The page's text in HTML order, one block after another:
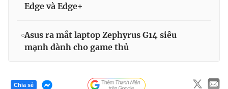
Edge và Edge+
Asus ra mắt laptop Zephyrus G14 siêu
mạnh dành cho game thủ
Chia sẻ